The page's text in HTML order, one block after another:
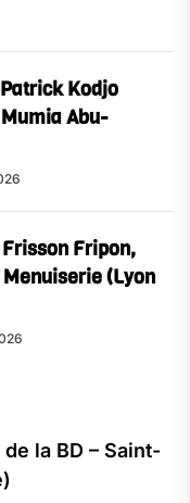
Kodjo
Abu-
Fripon,
(Lyon
la BD – Saint-